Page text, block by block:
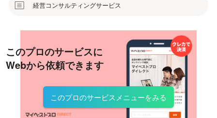
経営コンサルティングサービス
このプロのサービスに
Webから依頼できます
このプロのサービスメニューをみる